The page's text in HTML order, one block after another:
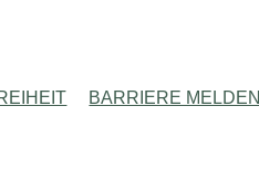
BARRIERE MELDEN